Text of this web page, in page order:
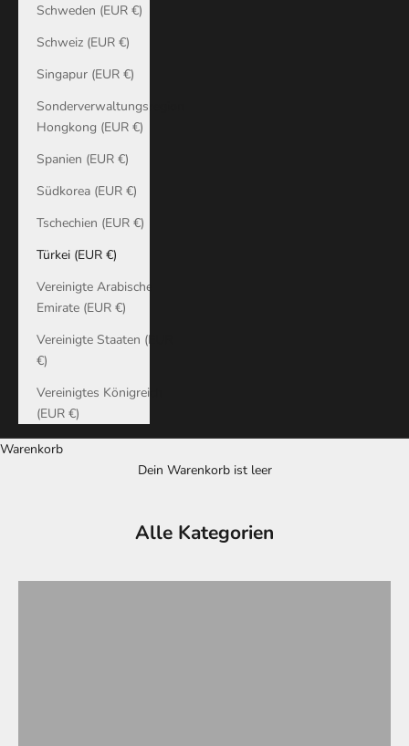
Schweden (EUR €)
Schweiz (EUR €)
Singapur (EUR €)
Sonderverwaltungsregion
Hongkong (EUR €)
Spanien (EUR €)
Südkorea (EUR €)
Tschechien (EUR €)
Türkei (EUR €)
Vereinigte Arabische
Emirate (EUR €)
Vereinigte Staaten (EUR
€)
Vereinigtes Königreich
(EUR €)
Warenkorb
Dein Warenkorb ist leer
Alle Kategorien